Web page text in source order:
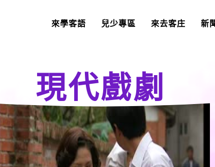
來學客語 兒少專區 來去客庄 新
現代戲劇